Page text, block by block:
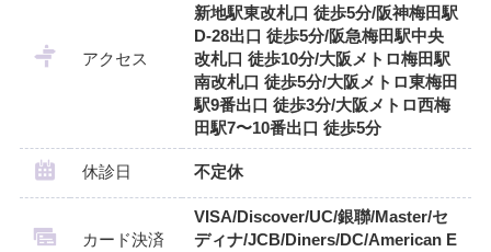
アクセス
新地駅東改札口 徒歩5分/阪神梅田駅
D-28出口 徒歩5分/阪急梅田駅中央
改札口 徒歩10分/大阪メトロ梅田駅
南改札口 徒歩5分/大阪メトロ東梅田
駅9番出口 徒歩3分/大阪メトロ西梅
田駅7〜10番出口 徒歩5分
休診日 不定休
カード決済
VISA/Discover/UC/銀聯/Master/セ
ディナ/JCB/Diners/DC/American E